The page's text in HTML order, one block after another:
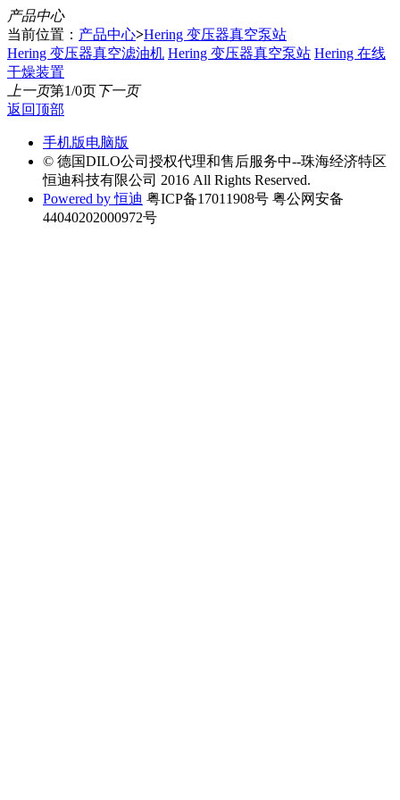
产品中心
当前位置： 产品中心>Hering 变压器真空泵站
Hering 变压器真空滤油机 Hering 变压器真空泵站 Hering 在线
干燥装置
上一页第1/0页下一页
返回顶部
手机版电脑版
© 德国DILO公司授权代理和售后服务中--珠海经济特区
恒迪科技有限公司 2016 All Rights Reserved.
Powered by 恒迪 粤ICP备17011908号 粤公网安备
44040202000972号